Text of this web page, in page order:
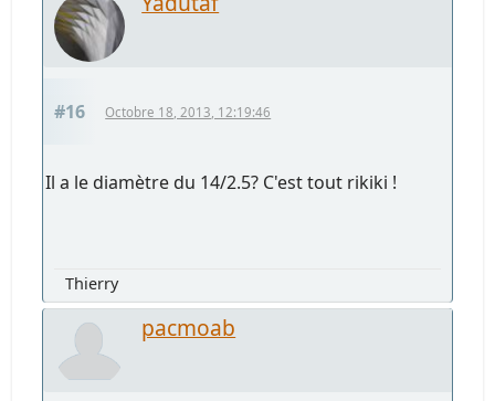
#16 Octobre 18, 2013, 12:19:46
Il a le diamètre du 14/2.5? C'est tout rikiki !
Thierry
pacmoab